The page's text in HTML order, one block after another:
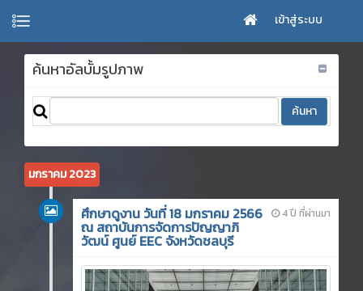
เข้าสู่ระบบ
ค้นหาอัลบั้มรูปภาพ
มกราคม 2023
4 ปี ที่ผ่านมา
ศึกษาดูงาน วันที่ 18 มกราคม 2566
ณ สถาบันการจัดการปัญญาภิ
วัฒน์ ศูนย์ EEC จังหวัดชลบุรี